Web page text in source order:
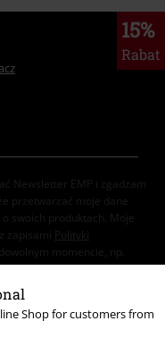
Shop for customers from
15%
Rabat
Newsletter EMP i zgadzam
przetwarzać moje dane
o swoich produktach. Moje
zapisami
Polityki
momencie, np.
z subskrypcji.